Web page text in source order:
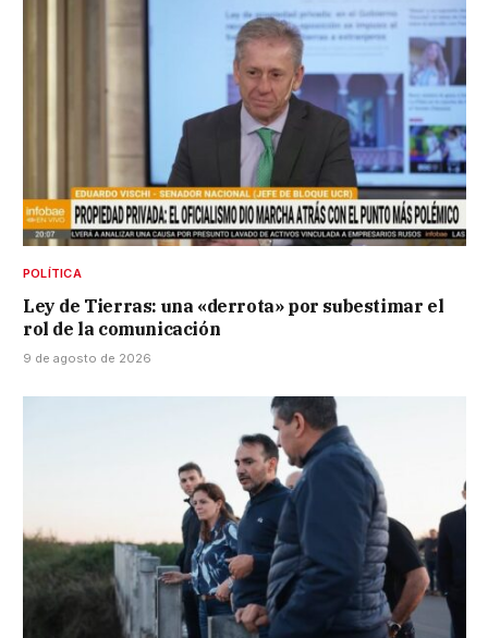
POLÍTICA
Ley de Tierras: una «derrota» por subestimar el
rol de la comunicación
9 de agosto de 2026